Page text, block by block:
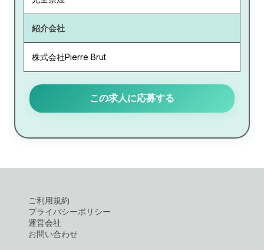
紹介会社
株式会社Pierre Brut
この求人に応募する
ご利用規約
プライバシーポリシー
運営会社
お問い合わせ